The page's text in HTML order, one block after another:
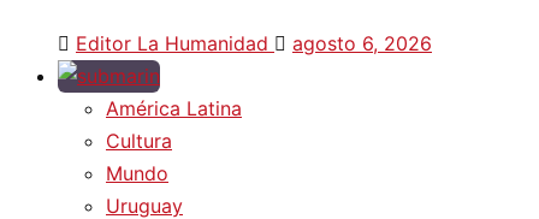
Editor La Humanidad agosto 6, 2026
América Latina
Cultura
Mundo
Uruguay